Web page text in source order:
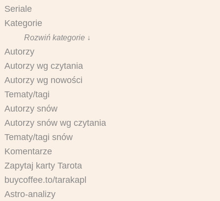
Seriale
Kategorie
Rozwiń kategorie ↓
Autorzy
Autorzy wg czytania
Autorzy wg nowości
Tematy/tagi
Autorzy snów
Autorzy snów wg czytania
Tematy/tagi snów
Komentarze
Zapytaj karty Tarota
buycoffee.to/tarakapl
Astro-analizy